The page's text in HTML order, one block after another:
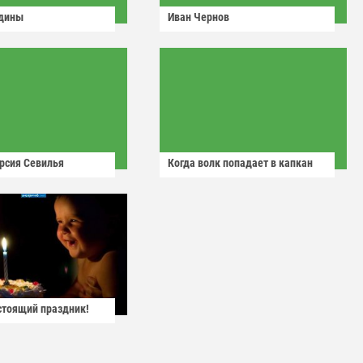
Иван Чернов
Севилья Когда волк попадает в капкан
праздник!